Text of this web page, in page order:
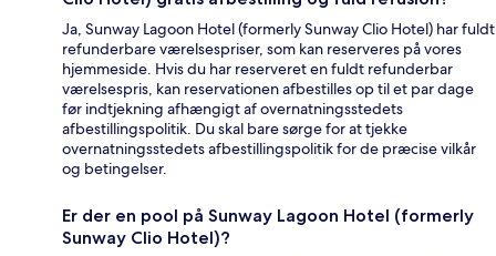
Ja, Sunway Lagoon Hotel (formerly Sunway Clio Hotel) har fuldt
refunderbare værelsespriser, som kan reserveres på vores
hjemmeside. Hvis du har reserveret en fuldt refunderbar
værelsespris, kan reservationen afbestilles op til et par dage
før indtjekning afhængigt af overnatningsstedets
afbestillingspolitik. Du skal bare sørge for at tjekke
overnatningsstedets afbestillingspolitik for de præcise vilkår
og betingelser.
Er der en pool på Sunway Lagoon Hotel (formerly
Sunway Clio Hotel)?